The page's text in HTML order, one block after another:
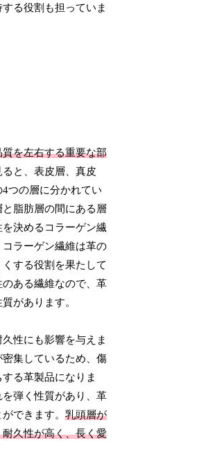
る役割も担っていま
を左右する重要な部
と、表皮層、真皮
つの層に分かれてい
脂肪層の間にある層
決めるコラーゲン繊
ラーゲン繊維は革の
する役割を果たして
ある繊維なので、革
があります。
性にも影響を与えま
集しているため、傷
る革製品になりま
弾く性質があり、革
できます。乳頭層が
久性が高く、長く愛